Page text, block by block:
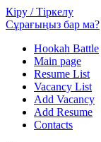
Кіру / Тіркелу
Сұрағыңыз бар ма?
Hookah Battle
Main page
Resume List
Vacancy List
Add Vacancy
Add Resume
Contacts